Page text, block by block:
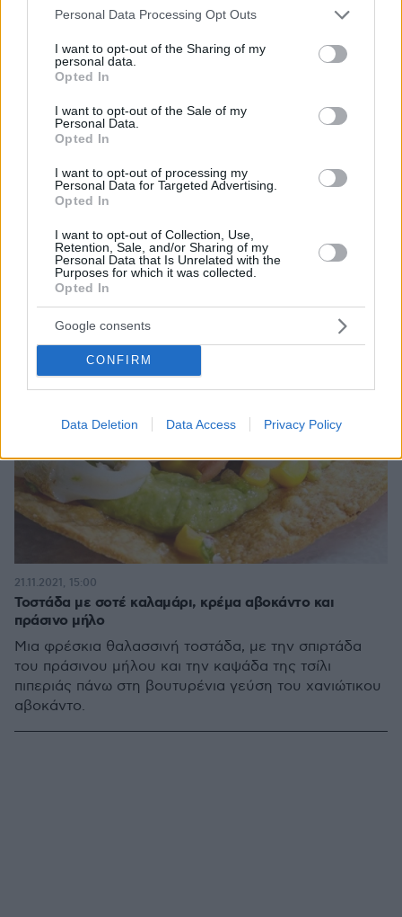
Please note that this website/app uses one or more Google
not limited to your visit or usage behaviour. You may click to
grant or deny consent to Google and its third-party tags to
use your data for below specified purposes in below Google
consent section.
Personal Data Processing Opt Outs
I want to opt-out of the Sharing of my
personal data.
Opted In
I want to opt-out of the Sale of my
Personal Data.
Opted In
I want to opt-out of processing my
Personal Data for Targeted Advertising.
Opted In
I want to opt-out of Collection, Use,
Retention, Sale, and/or Sharing of my
Personal Data that Is Unrelated with the
Purposes for which it was collected.
Opted In
Google consents
CONFIRM
Data Deletion Data Access Privacy Policy
συνταγές
Με τη δροσερή γεύση του και τις διακριτικές
οξύτητες που απελευθερώνει, το ξινόμηλο κατακτά
αυτή την εποχή μία περίοπτη θέση όχι μόνο στην
φρουτιέρα μας, αλλά και στις μαγειρικές μας.
01.11.2023, 11:00
Τοστάδα με σοτέ καλαμάρι, κρέμα αβοκάντο και
πράσινο μήλο
Μια φρέσκια θαλασσινή τοστάδα, με την σπιρτάδα
του πράσινου μήλου και την καψάδα της τσίλι
πιπεριάς πάνω στη βουτυρένια γεύση του χανιώτικου
αβοκάντο.
21.11.2021, 15:00